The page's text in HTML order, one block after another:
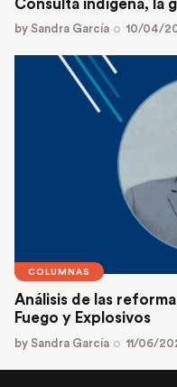
Consulta indígena, la
by Sandra García 10/04/
COLUMNAS
Análisis de las
Fuego y Explosivos
by Sandra García 11/06/